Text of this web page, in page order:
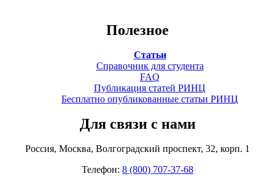
Полезное
Статьи
Справочник для студента
FAQ
Публикация статей РИНЦ
Бесплатно опубликованные статьи РИНЦ
Для связи с нами
Россия, Москва, Волгоградский проспект, 32, корп. 1
Телефон: 8 (800) 707-37-68